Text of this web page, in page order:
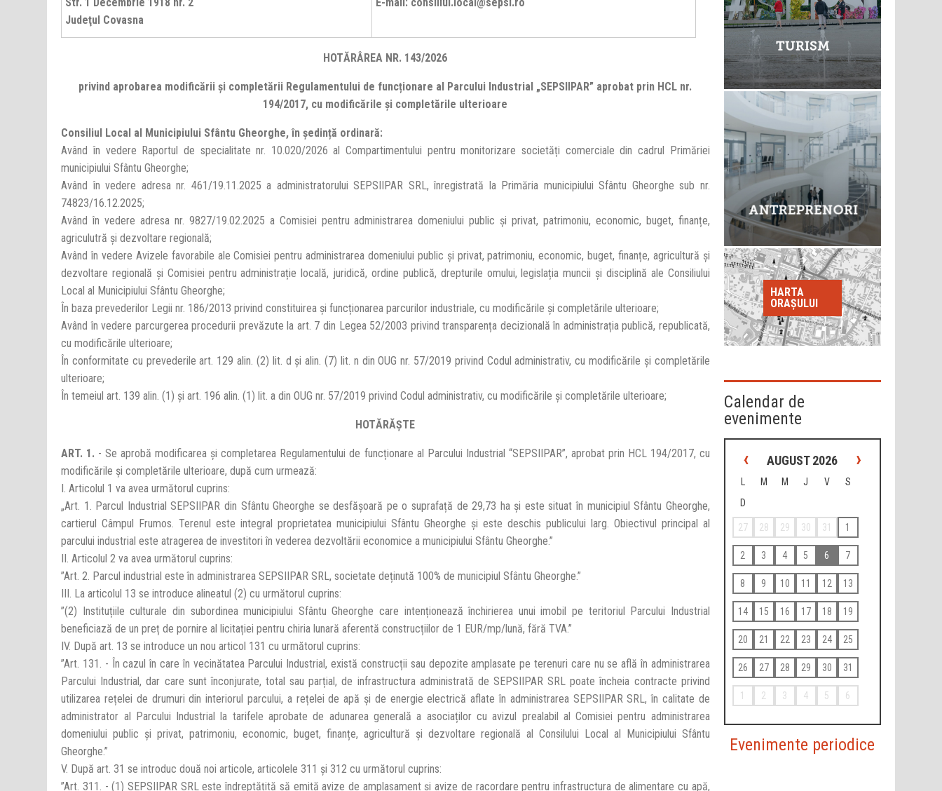
Str. 1 Decembrie 1918 nr. 2
Judeţul Covasna
E-mail: consiliul.local@sepsi.ro
HOTĂRÂREA NR. 143/2026
privind aprobarea modificării și completării Regulamentului de funcționare al
Parcului Industrial „SEPSIIPAR” aprobat prin HCL nr.
194/2017, cu modificările și completările ulterioare
Consiliul Local al Municipiului Sfântu Gheorghe, în ședință ordinară:
Având în vedere Raportul de specialitate nr. 10.020/2026 al Compartimentului pentru monitorizare societăți comerciale din cadrul Primăriei
municipiului Sfântu Gheorghe;
Având în vedere adresa nr. 461/19.11.2025 a administratorului SEPSIIPAR SRL, înregistrată la Primăria municipiului Sfântu Gheorghe sub nr.
74823/16.12.2025;
Având în vedere adresa nr. 9827/19.02.2025 a Comisiei pentru administrarea domeniului public și privat, patrimoniu, economic, buget, finanțe,
agriculutră și dezvoltare regională;
Având în vedere Avizele favorabile ale Comisiei pentru administrarea domeniului public și privat, patrimoniu, economic, buget, finanțe, agricultură și
dezvoltare regională și Comisiei pentru administrație locală, juridică, ordine publică, drepturile omului, legislația muncii și disciplină ale Consiliului
Local al Municipiului Sfântu Gheorghe;
În baza prevederilor Legii nr. 186/2013 privind constituirea şi funcționarea parcurilor industriale, cu modificările și completările ulterioare;
Având în vedere parcurgerea procedurii prevăzute la art. 7 din Legea 52/2003 privind transparența decizională în administrația publică, republicată,
cu modificările ulterioare;
În conformitate cu prevederile art. 129 alin. (2) lit. d și alin. (7) lit. n din OUG nr. 57/2019 privind Codul administrativ, cu modificările și completările
ulterioare;
În temeiul art. 139 alin. (1) și art. 196 alin. (1) lit. a din OUG nr. 57/2019 privind Codul administrativ, cu modificările și completările ulterioare;
HOTĂRĂŞTE
ART. 1. - Se aprobă modificarea și completarea Regulamentului de funcționare al Parcului Industrial “SEPSIIPAR”, aprobat prin HCL 194/2017, cu
modificările și completările ulterioare, după cum urmează:
I. Articolul 1 va avea următorul cuprins:
„Art. 1. Parcul Industrial SEPSIIPAR din Sfântu Gheorghe se desfășoară pe o suprafață de 29,73 ha și este situat în municipiul Sfântu Gheorghe,
cartierul Câmpul Frumos. Terenul este integral proprietatea municipiului Sfântu Gheorghe și este deschis publicului larg. Obiectivul principal al
parcului industrial este atragerea de investitori în vederea dezvoltării economice a municipiului Sfântu Gheorghe.”
II. Articolul 2 va avea următorul cuprins:
”Art. 2. Parcul industrial este în administrarea SEPSIIPAR SRL, societate deținută 100% de municipiul Sfântu Gheorghe.”
III. La articolul 13 se introduce alineatul (2) cu următorul cuprins:
”(2) Instituțiile culturale din subordinea municipiului Sfântu Gheorghe care intenționează închirierea unui imobil pe teritoriul Parcului Industrial
beneficiază de un preț de pornire al licitației pentru chiria lunară aferentă construcțiilor de 1 EUR/mp/lună, fără TVA.”
IV. După art. 13 se introduce un nou articol 131 cu următorul cuprins:
”Art. 131. - În cazul în care în vecinătatea Parcului Industrial, există construcții sau depozite amplasate pe terenuri care nu se află în administrarea
Parcului Industrial, dar care sunt înconjurate, total sau parțial, de infrastructura administrată de SEPSIIPAR SRL poate încheia contracte privind
utilizarea rețelei de drumuri din interiorul parcului, a rețelei de apă și de energie electrică aflate în administrarea SEPSIIPAR SRL, în calitate de
administrator al Parcului Industrial la tarifele aprobate de adunarea generală a asociaților cu avizul prealabil al Comisiei pentru administrarea
domeniului public și privat, patrimoniu, economic, buget, finanțe, agricultură și dezvoltare regională al Consilului Local al Municipiului Sfântu
Gheorghe.”
V. După art. 31 se introduc două noi articole, articolele 311 și 312 cu următorul cuprins:
”Art. 311. - (1) SEPSIIPAR SRL este îndreptățită să emită avize de amplasament și avize de racordare pentru infrastructura de alimentare cu apă,
HARTA
ORAȘULUI
Calendar de
evenimente
‹ AUGUST 2026 ›
L M M J V
S
D
27 28 29 30 31 1
2 3 4 5 6 7
8 9 10 11 12 13
14 15 16 17 18 19
20 21 22 23 24 25
26 27 28 29 30 31
1 2 3 4 5 6
Evenimente periodice